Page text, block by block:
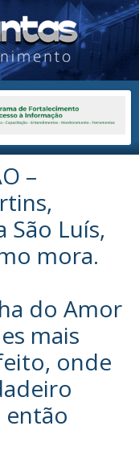
–
São Luís,
mora.
do Amor
mais
onde
então